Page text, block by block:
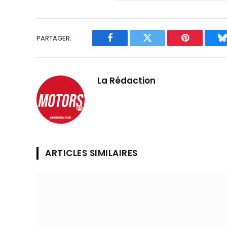
PARTAGER.
Facebook Twitter Pinterest
La Rédaction
ARTICLES SIMILAIRES